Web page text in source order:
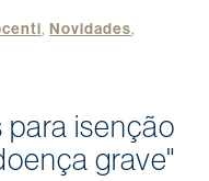
, Novidades,
para isenção
grave"